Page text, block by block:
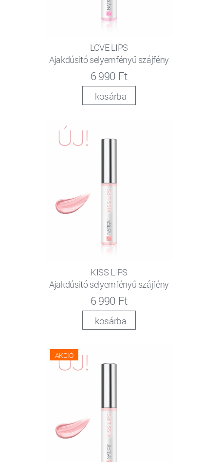
LOVE LIPS
Ajakdúsitó selyemfényű szájfény
6 990 Ft
kosárba
KISS LIPS
Ajakdúsitó selyemfényű szájfény
6 990 Ft
kosárba
AKCIÓ